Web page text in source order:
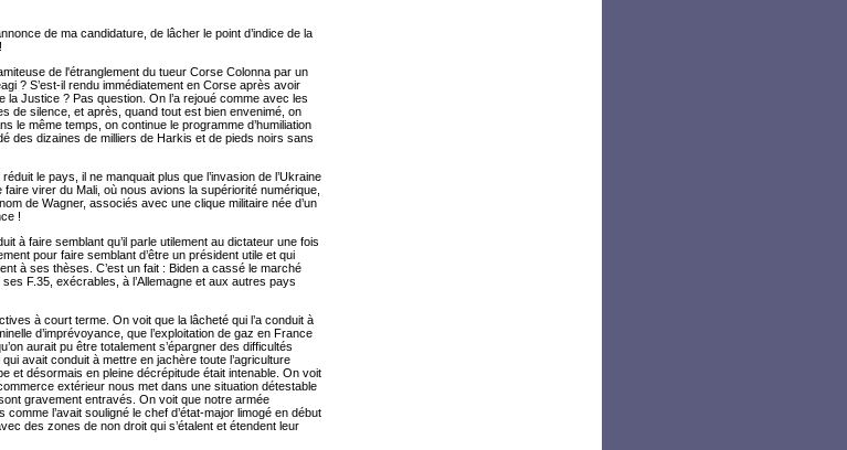
de ma candidature, de lâcher le point d’indice de la
de l'étranglement du tueur Corse Colonna par un
? S’est-il rendu immédiatement en Corse après avoir
la Justice ? Pas question. On l’a rejoué comme avec les
de silence, et après, quand tout est bien envenimé, on
le même temps, on continue le programme d’humiliation
des dizaines de milliers de Harkis et de pieds noirs sans
le pays, il ne manquait plus que l’invasion de l’Ukraine
faire virer du Mali, où nous avions la supériorité numérique,
de Wagner, associés avec une clique militaire née d’un
!
à faire semblant qu’il parle utilement au dictateur une fois
pour faire semblant d’être un président utile et qui
à ses thèses. C’est un fait : Biden a cassé le marché
F.35, exécrables, à l’Allemagne et aux autres pays
à court terme. On voit que la lâcheté qui l’a conduit à
d’imprévoyance, que l’exploitation de gaz en France
aurait pu être totalement s’épargner des difficultés
avait conduit à mettre en jachère toute l’agriculture
et désormais en pleine décrépitude était intenable. On voit
extérieur nous met dans une situation détestable
gravement entravés. On voit que notre armée
l’avait souligné le chef d’état-major limogé en début
des zones de non droit qui s’étalent et étendent leur